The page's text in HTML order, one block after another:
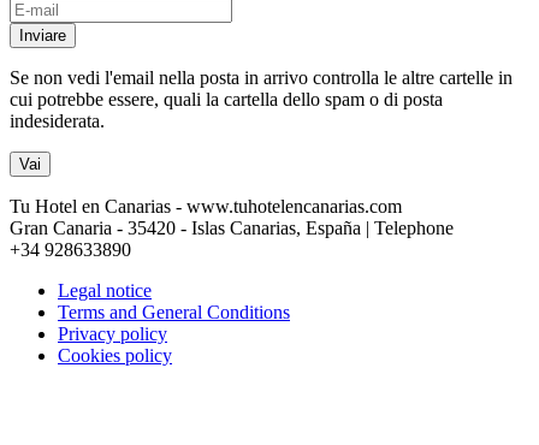
Inviare
Se non vedi l'email nella posta in arrivo controlla le altre cartelle in
cui potrebbe essere, quali la cartella dello spam o di posta
indesiderata.
Vai
Tu Hotel en Canarias - www.tuhotelencanarias.com
Gran Canaria - 35420 - Islas Canarias, España | Telephone
+34 928633890
Legal notice
Terms and General Conditions
Privacy policy
Cookies policy